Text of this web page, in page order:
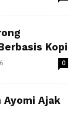
Kopi
0
Ayomi Ajak